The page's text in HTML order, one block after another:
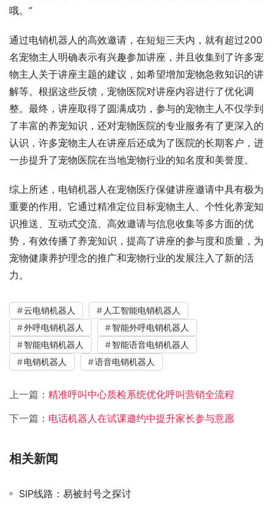
哦。”
通过电销机器人的高效邀请，在短短三天内，就有超过200
名宠物主人明确表示有兴趣参加讲座，并且收集到了许多宠
物主人关于讲座主题的建议，如希望增加宠物急救知识的讲
解等。根据这些反馈，宠物医院对讲座内容进行了优化调
整。最终，讲座取得了圆满成功，参与的宠物主人不仅学到
了丰富的养宠知识，还对宠物医院的专业服务有了更深入的
认识，许多宠物主人在讲座后还成为了医院的长期客户，进
一步提升了宠物医院在当地宠物行业的知名度和美誉度。
综上所述，电销机器人在宠物医疗保健讲座邀请中具有极为
重要的作用。它通过精准定位目标宠物主人、个性化养宠知
识推送、互动式交流、高效邀请与信息收集等多方面的优
势，有效传播了养宠知识，提高了讲座的参与度和质量，为
宠物健康养护理念的推广和宠物行业的发展注入了新的活
力。
云电销机器人
人工智能电销机器人
外呼电销机器人
智能外呼电销机器人
智能电销机器人
智能语音电销机器人
电销机器人
语音电销机器人
上一篇： 精准呼叫中心质检系统优化呼叫营销全流程
下一篇： 电话机器人在试课邀约中提升家长参与意愿
相关新闻
SIP线路：易被封号之探讨